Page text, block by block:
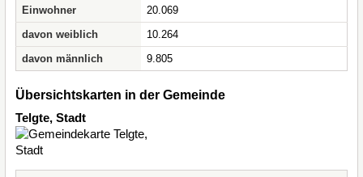
Einwohner
20.069
davon weiblich
10.264
davon männlich
9.805
Übersichtskarten in der Gemeinde
Telgte, Stadt